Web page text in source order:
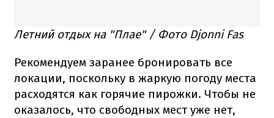
Летний отдых на "Плае" / Фото Djonni Fas
Рекомендуем заранее бронировать все
локации, поскольку в жаркую погоду места
расходятся как горячие пирожки. Чтобы не
оказалось, что свободных мест уже нет,